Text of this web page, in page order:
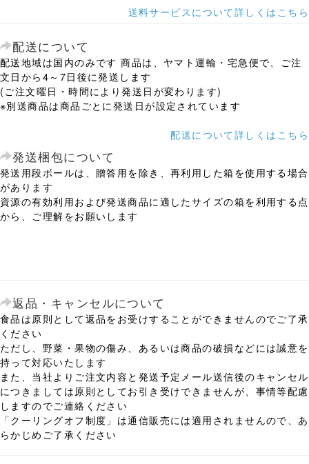
送料サービスについて詳しくはこちら
配送について
配送地域は国内のみです 商品は、ヤマト運輸・宅急便で、ご注
文日から4～7日後に発送します
(ご注文曜日・時間により発送日が変わります)
※別送商品は商品ごとに発送日が設定されています
配送について詳しくはこちら
発送梱包について
発送用段ボールは、贈答用を除き、再利用した箱を使用する場合
があります
資源の有効利用および発送商品に適したサイズの箱を利用する点
から、ご理解をお願いします
返品・キャンセルについて
食品は原則として返品をお受けすることができませんのでご了承
ください
ただし、野菜・果物の傷み、あるいは商品の破損などには誠意を
持って対応いたします
また、当社よりご注文内容と発送予定メール送信後のキャンセル
につきましては原則としてお引き受けできませんが、事情等配慮
しますのでご連絡ください
「クーリングオフ制度」は通信販売には適用されませんので、あ
らかじめご了承ください